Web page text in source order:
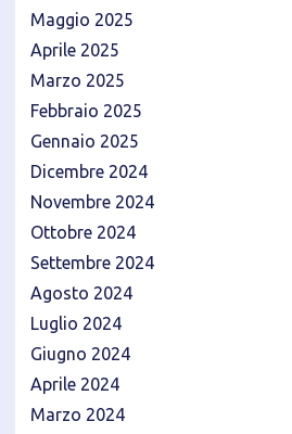
Maggio 2025
Aprile 2025
Marzo 2025
Febbraio 2025
Gennaio 2025
Dicembre 2024
Novembre 2024
Ottobre 2024
Settembre 2024
Agosto 2024
Luglio 2024
Giugno 2024
Aprile 2024
Marzo 2024